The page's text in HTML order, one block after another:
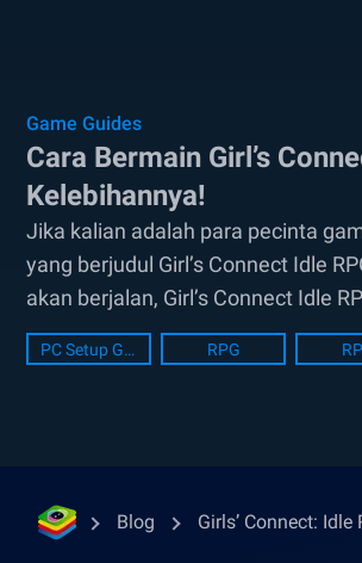
Game Guides
Cara Bermain Girl’s
Kelebihannya!
Jika kalian adalah para pecinta
yang berjudul Girl’s Connect Idle
akan berjalan, Girl’s Connect Idle
sekarang gamenya sudah...
PC Setup Guide RPG
Blog Girls’ Connect: Idle